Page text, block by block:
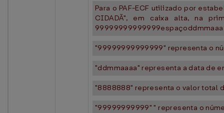
Para o PAF-ECF utilizado por
CIDADÃ", em caixa alta, na
"99999999999999" representa o
"ddmmaaaa" representa a data de
"8888888" representa o valor total
"99999999999" " representa o